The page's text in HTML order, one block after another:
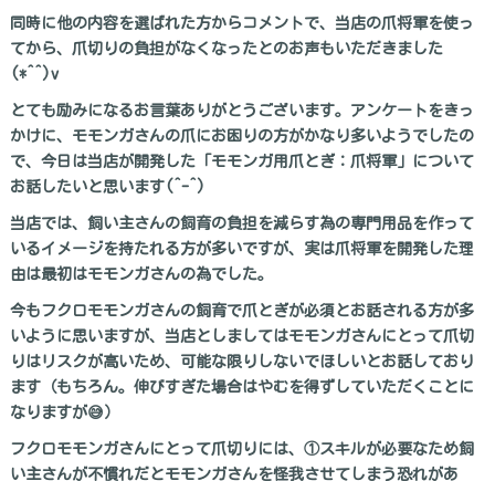
同時に他の内容を選ばれた方からコメントで、当店の爪将軍を使っ
てから、爪切りの負担がなくなったとのお声もいただきました
(*^^)v
とても励みになるお言葉ありがとうございます。アンケートをきっ
かけに、モモンガさんの爪にお困りの方がかなり多いようでしたの
で、今日は当店が開発した「モモンガ用爪とぎ：爪将軍」について
お話したいと思います(^-^)
当店では、飼い主さんの飼育の負担を減らす為の専門用品を作って
いるイメージを持たれる方が多いですが、実は爪将軍を開発した理
由は最初はモモンガさんの為でした。
今もフクロモモンガさんの飼育で爪とぎが必須とお話される方が多
いように思いますが、当店としましてはモモンガさんにとって爪切
りはリスクが高いため、可能な限りしないでほしいとお話しており
ます（もちろん。伸びすぎた場合はやむを得ずしていただくことに
なりますが😅）
フクロモモンガさんにとって爪切りには、①スキルが必要なため飼
い主さんが不慣れだとモモンガさんを怪我させてしまう恐れがあ